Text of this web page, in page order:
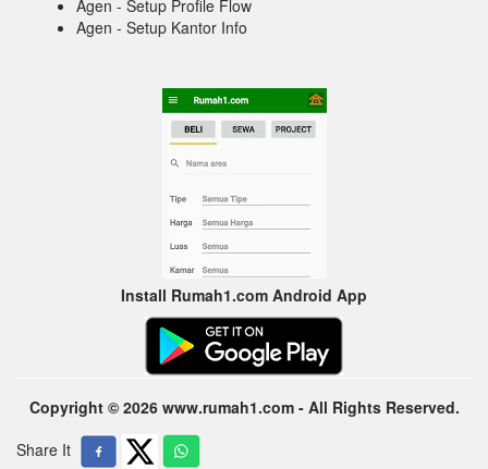
Agen - Setup Profile Flow
Agen - Setup Kantor Info
Install Rumah1.com Android App
Copyright © 2026 www.rumah1.com - All Rights Reserved.
Share It